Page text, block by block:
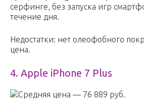
серфинге, без запуска игр
течение дня.
Недостатки: нет олеофобного
цена.
4. Apple iPhone 7 Plus
Средняя цена — 76 889 руб.